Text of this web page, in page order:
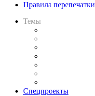
Правила перепечатки
Темы
Спецпроекты